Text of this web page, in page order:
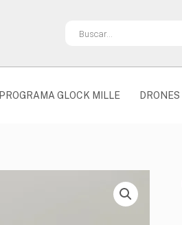
de
PROGRAMA GLOCK MILLE DRONES